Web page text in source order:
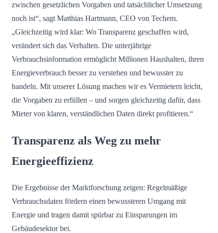
zwischen gesetzlichen Vorgaben und tatsächlicher Umsetzung
noch ist“, sagt Matthias Hartmann, CEO von Techem.
„Gleichzeitig wird klar: Wo Transparenz geschaffen wird,
verändert sich das Verhalten. Die unterjährige
Verbrauchsinformation ermöglicht Millionen Haushalten, ihren
Energieverbrauch besser zu verstehen und bewusster zu
handeln. Mit unserer Lösung machen wir es Vermietern leicht,
die Vorgaben zu erfüllen – und sorgen gleichzeitig dafür, dass
Mieter von klaren, verständlichen Daten direkt profitieren.“
Transparenz als Weg zu mehr
Energieeffizienz
Die Ergebnisse der Marktforschung zeigen: Regelmäßige
Verbrauchsdaten fördern einen bewussteren Umgang mit
Energie und tragen damit spürbar zu Einsparungen im
Gebäudesektor bei.